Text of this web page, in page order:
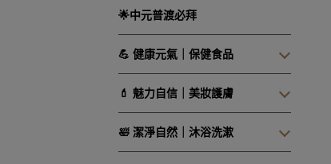
🌟中元普渡必拜
💪 健康元氣｜保健食品
💄 魅力自信｜美妝護膚
🛀 潔淨自然｜沐浴洗漱